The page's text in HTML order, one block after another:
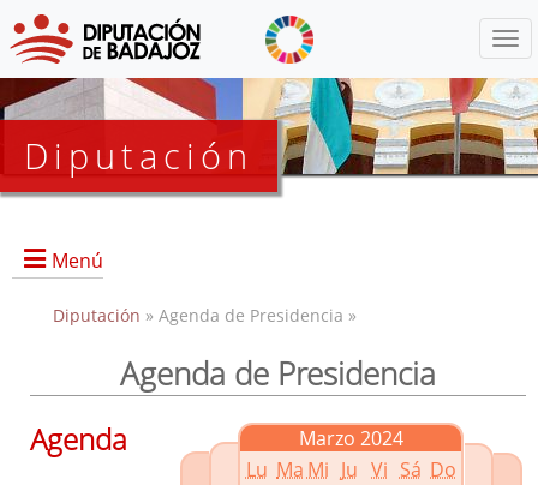
Diputación
Menú
Presidencia
Grupos Políticos
Diputación » Agenda de Presidencia »
Agenda de Presidencia
Marzo 2024
Lu Ma Mi Ju Vi Sá Do
Agenda